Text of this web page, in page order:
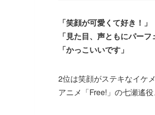
「笑顔が可愛くて好き！」
「見た目、声ともにパーフ
「かっこいいです」
2位は笑顔がステキなイケ
アニメ「Free!」の七瀬遙